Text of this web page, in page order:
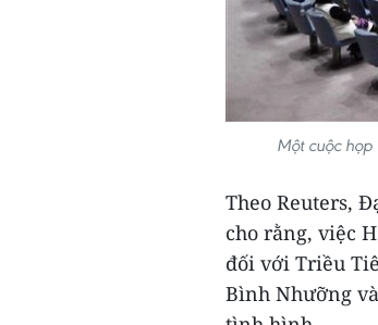
Một cuộc họp
Theo Reuters,
cho rằng, việc
đối với Triều
Bình Nhưỡng